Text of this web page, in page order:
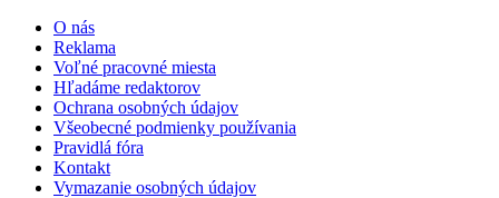
O nás
Reklama
Voľné pracovné miesta
Hľadáme redaktorov
Ochrana osobných údajov
Všeobecné podmienky používania
Pravidlá fóra
Kontakt
Vymazanie osobných údajov